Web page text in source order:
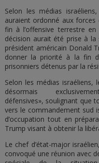
Selon les médias
auraient ordonné aux forces
fin à l’offensive terrestre
décision aurait été prise à
président américain Donald
donner la priorité à la fin
prisonniers détenus par la
Selon les médias
désormais
défensives», soulignant que
vers le commandement sud
d’occupation tout en
Trump visant à obtenir la
Le chef d’état-major
convoqué une réunion avec